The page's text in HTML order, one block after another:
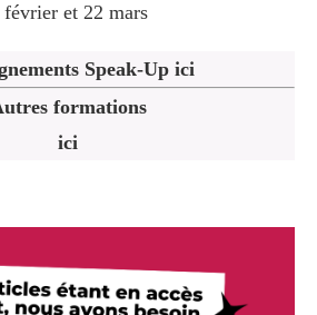
février et 22 mars
Speak-Up ici
formations
ici